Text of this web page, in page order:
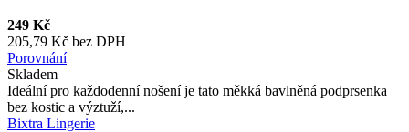
249 Kč
205,79 Kč bez DPH
Porovnání
Skladem
Ideální pro každodenní nošení je tato měkká bavlněná podprsenka
bez kostic a výztuží,...
Bixtra Lingerie